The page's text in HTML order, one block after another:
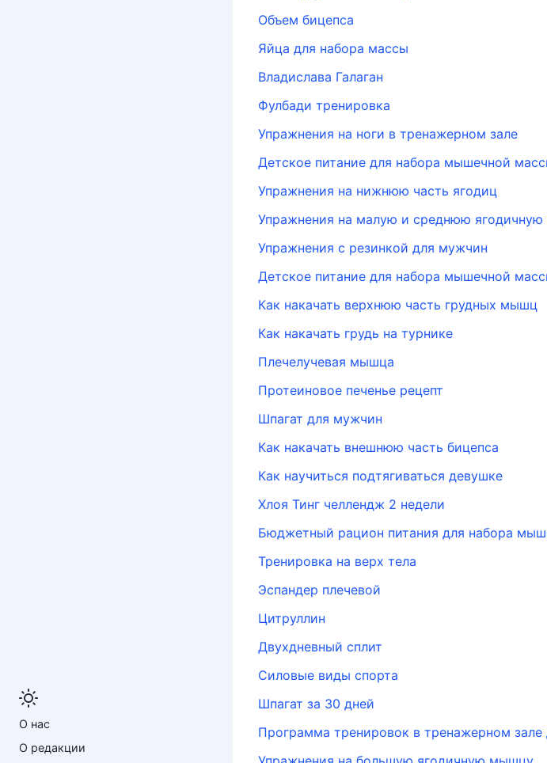
Объем бицепса
Яйца для набора массы
Владислава Галаган
Фулбади тренировка
Упражнения на ноги в тренажерном зале
Детское питание для набора мышечной
Упражнения на нижнюю часть ягодиц
Упражнения на малую и среднюю
Упражнения с резинкой для мужчин
Детское питание для набора мышечной
Как накачать верхнюю часть грудных мышц
Как накачать грудь на турнике
Плечелучевая мышца
Протеиновое печенье рецепт
Шпагат для мужчин
Как накачать внешнюю часть бицепса
Как научиться подтягиваться девушке
Хлоя Тинг челлендж 2 недели
Бюджетный рацион питания для набора
Тренировка на верх тела
Эспандер плечевой
Цитруллин
Двухдневный сплит
Силовые виды спорта
Шпагат за 30 дней
Программа тренировок в тренажерном зале
О нас
О редакции